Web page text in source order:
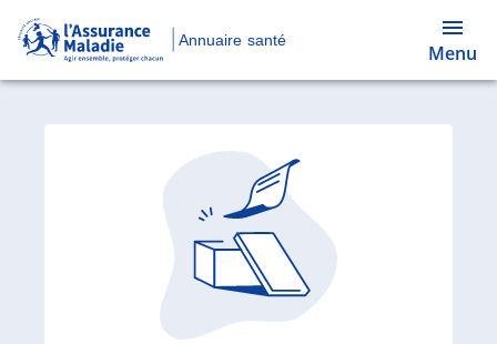
Annuaire santé
Menu